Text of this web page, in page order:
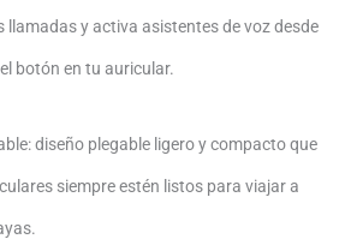
llamadas y activa asistentes de voz desde
botón en tu auricular.
diseño plegable ligero y compacto que
siempre estén listos para viajar a